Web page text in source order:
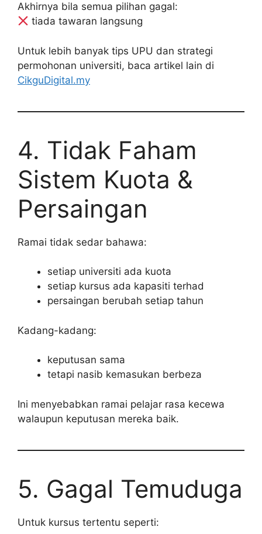
Akhirnya bila semua pilihan gagal:
tiada tawaran langsung
Untuk lebih banyak tips UPU dan strategi
permohonan universiti, baca artikel lain di
CikguDigital.my
4. Tidak Faham
Sistem Kuota &
Persaingan
Ramai tidak sedar bahawa:
setiap universiti ada kuota
setiap kursus ada kapasiti terhad
persaingan berubah setiap tahun
Kadang-kadang:
keputusan sama
tetapi nasib kemasukan berbeza
Ini menyebabkan ramai pelajar rasa kecewa
walaupun keputusan mereka baik.
5. Gagal Temuduga
Untuk kursus tertentu seperti: